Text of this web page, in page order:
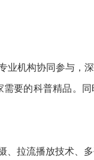
机构协同参与，
要的科普精品。
、拉流播放技术、